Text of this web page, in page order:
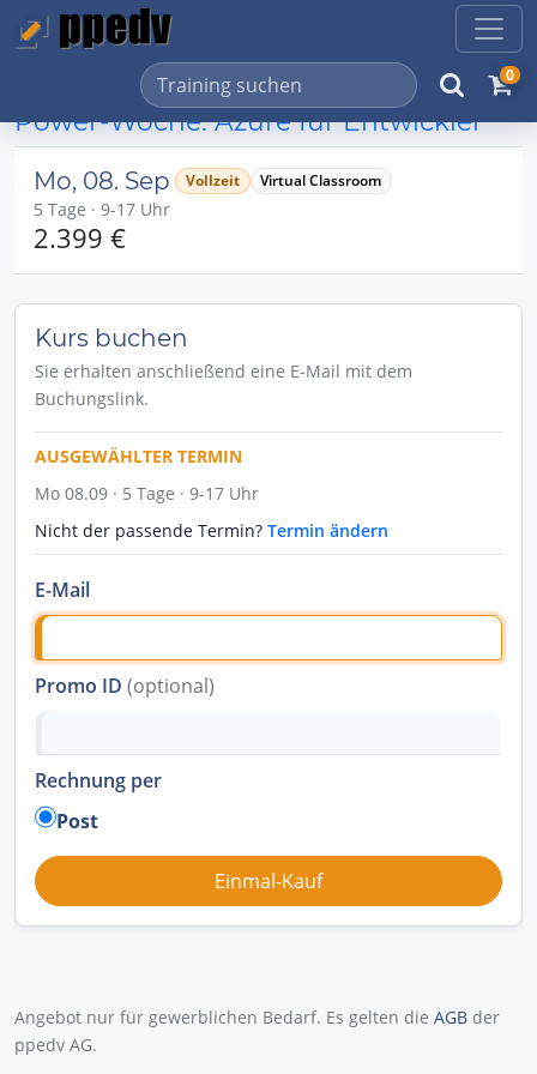
0
Power-Woche: Azure für Entwickler
Mo, 08. Sep Vollzeit Virtual Classroom
5 Tage · 9-17 Uhr
2.399 €
Kurs buchen
Sie erhalten anschließend eine E-Mail mit dem
Buchungslink.
AUSGEWÄHLTER TERMIN
Mo 08.09 · 5 Tage · 9-17 Uhr
Nicht der passende Termin? Termin ändern
E-Mail
Promo ID (optional)
Rechnung per
Post
Angebot nur für gewerblichen Bedarf. Es gelten die AGB der
ppedv AG.